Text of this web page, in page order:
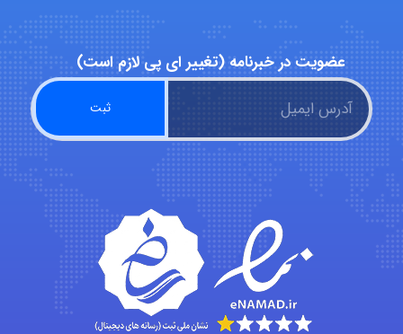
A.balandeh
fatima
Jafar Tym
aghajari vahid
عضویت در خبرنامه (تغییر ای پی لازم است)